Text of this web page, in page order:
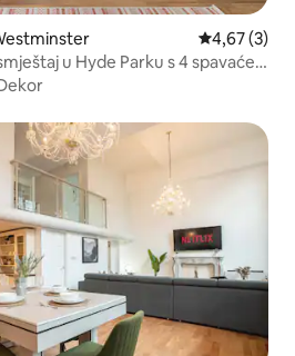
Prosječna
4,67 (3)
u Hyde Parku s 4 spavaće